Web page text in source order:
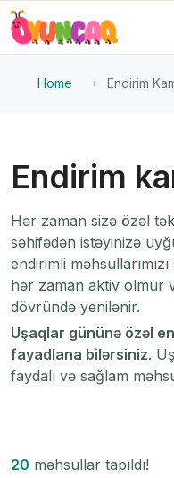
Home Endirim
Endirim
Hər zaman sizə özəl
səhifədən istəyinizə
endirimli
hər zaman aktiv olmur
dövründə yenilənir.
Uşaqlar gününə özəl
fayadlana bilərsiniz.
faydalı və sağlam
20 məhsullar tapıldı!